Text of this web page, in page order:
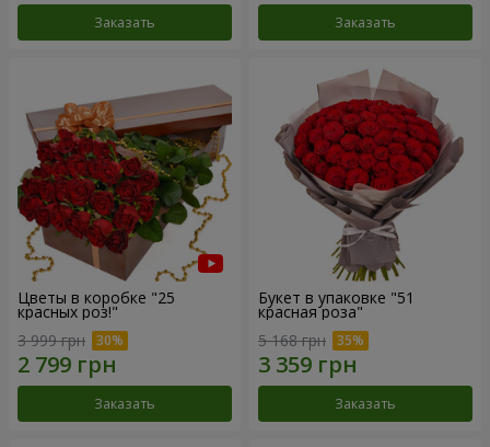
Заказать Заказать
Цветы в коробке "25
красных роз!"
3 999 грн
Заказать
Букет в упаковке "51
красная роза"
5 168 грн
Заказать